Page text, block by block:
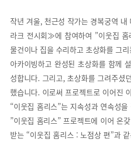
작년 겨울, 천근성 작가는 경복궁역
라크 전시회≫에 참여하여 ”이웃집 홈
물건이나 집을 수리하고 초상화를 그
아카이빙하고 완성된 초상화를 함께
성합니다. 그리고, 초상화를 그려주셨
했습니다. 이로써 프로젝트로 이어진
“이웃집 홈리스”는 지속성과 연속성
”이웃집 홈리스” 프로젝트에 이어 온
받는 “이웃집 홈리스 : 노점상 편”과